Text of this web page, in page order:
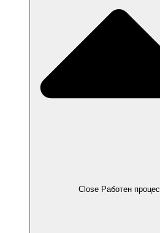
Close Работен процес